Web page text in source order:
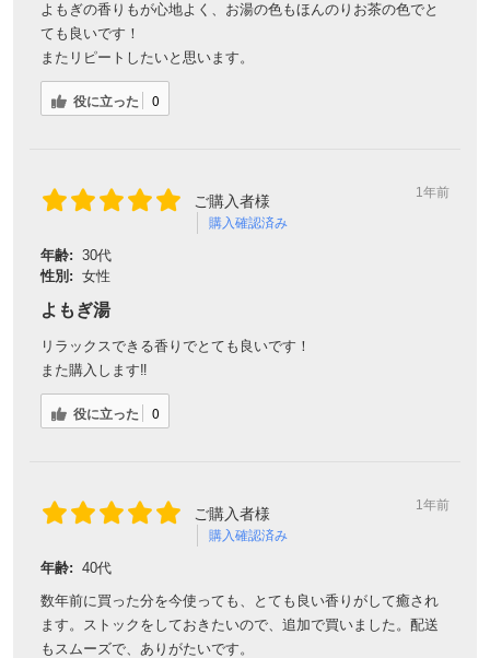
よもぎの香りもが心地よく、お湯の色もほんのりお茶の色でと
ても良いです！
またリピートしたいと思います。
役に立った 0
ご購入者様
購入確認済み
1年前
年齢: 30代
性別: 女性
よもぎ湯
リラックスできる香りでとても良いです！
また購入します‼︎
役に立った 0
ご購入者様
購入確認済み
1年前
年齢: 40代
数年前に買った分を今使っても、とても良い香りがして癒され
ます。ストックをしておきたいので、追加で買いました。配送
もスムーズで、ありがたいです。